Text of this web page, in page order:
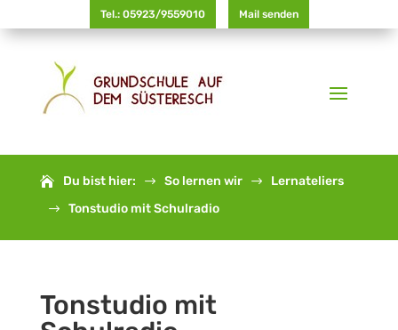
Tel.: 05923/9559010 Mail senden
Du bist hier: $ So lernen wir $ Lernateliers
$ Tonstudio mit Schulradio
Tonstudio mit